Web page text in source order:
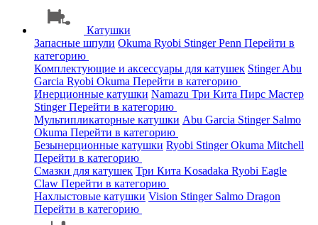
Катушки
Запасные шпули Okuma Ryobi StingerPenn Перейти в
категорию
Комплектующие и аксессуары для катушек StingerAbu
Garcia Ryobi Okuma Перейти в категорию
Инерционные катушки Namazu Три Кита Пирс Мастер
StingerПерейти в категорию
Мультипликаторные катушки Abu Garcia Stinger Salmo
Okuma Перейти в категорию
Безынерционные катушки Ryobi StingerOkuma Mitchell
Перейти в категорию
Смазки для катушек Три Кита Kosadaka Ryobi Eagle
Claw Перейти в категорию
Нахлыстовые катушки Vision Stinger Salmo Dragon
Перейти в категорию